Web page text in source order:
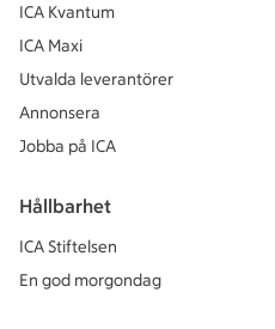
ICA Kvantum
ICA Maxi
Utvalda leverantörer
Annonsera
Jobba på ICA
Hållbarhet
ICA Stiftelsen
En god morgondag